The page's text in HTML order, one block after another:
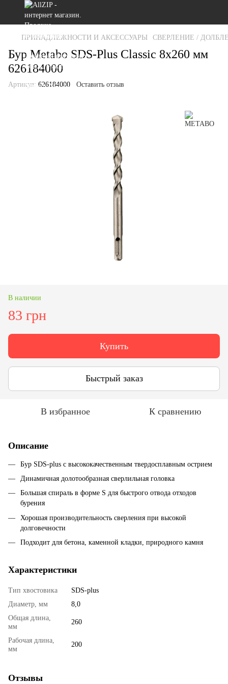
ПРИНАДЛЕЖНОСТИ И АКСЕССУАРЫ СВЕРЛЕНИЕ /
Бур Metabo SDS-Plus Classic 8x260 мм
626184000
Артикул: 626184000 Оставить отзыв
В наличии
83 грн
Купить
Быстрый заказ
В избранное К сравнению
Описание
Бур SDS-plus с высококачественным твердосплавным острием
Динамичная долотообразная сверлильная головка
Большая спираль в форме S для быстрого отвода отходов
бурения
Хорошая производительность сверления при высокой
долговечности
Подходит для бетона, каменной кладки, природного камня
Характеристики
Тип хвостовика
SDS-plus
Диаметр, мм
8,0
Общая длина,
мм
260
Рабочая длина,
мм
200
Отзывы